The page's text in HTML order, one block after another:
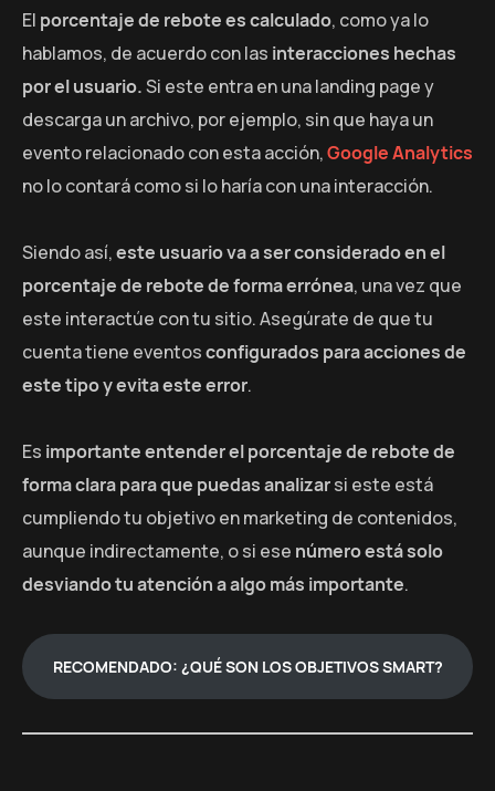
El porcentaje de rebote es calculado, como ya lo
hablamos, de acuerdo con las interacciones hechas
por el usuario.Si este entra en una landing page y
descarga un archivo, por ejemplo, sin que haya un
eventorelacionado con esta acción,Google Analytics
no lo contará como si lo haría con una interacción.
Siendo así,este usuario va a ser considerado en el
porcentaje de rebote de forma errónea, una vez que
este interactúe con tu sitio. Asegúrate de que tu
cuenta tiene eventosconfigurados para acciones de
este tipo y evita este error.
Es importante entender el porcentaje de rebote de
forma clara para que puedas analizarsi este está
cumpliendo tu objetivo en marketing de contenidos,
aunque indirectamente, o si ese número está solo
desviando tu atención a algo más importante.
RECOMENDADO: ¿QUÉ SON LOS OBJETIVOS SMART?